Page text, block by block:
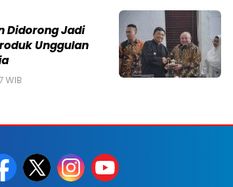
Didorong Jadi
Unggulan
WIB